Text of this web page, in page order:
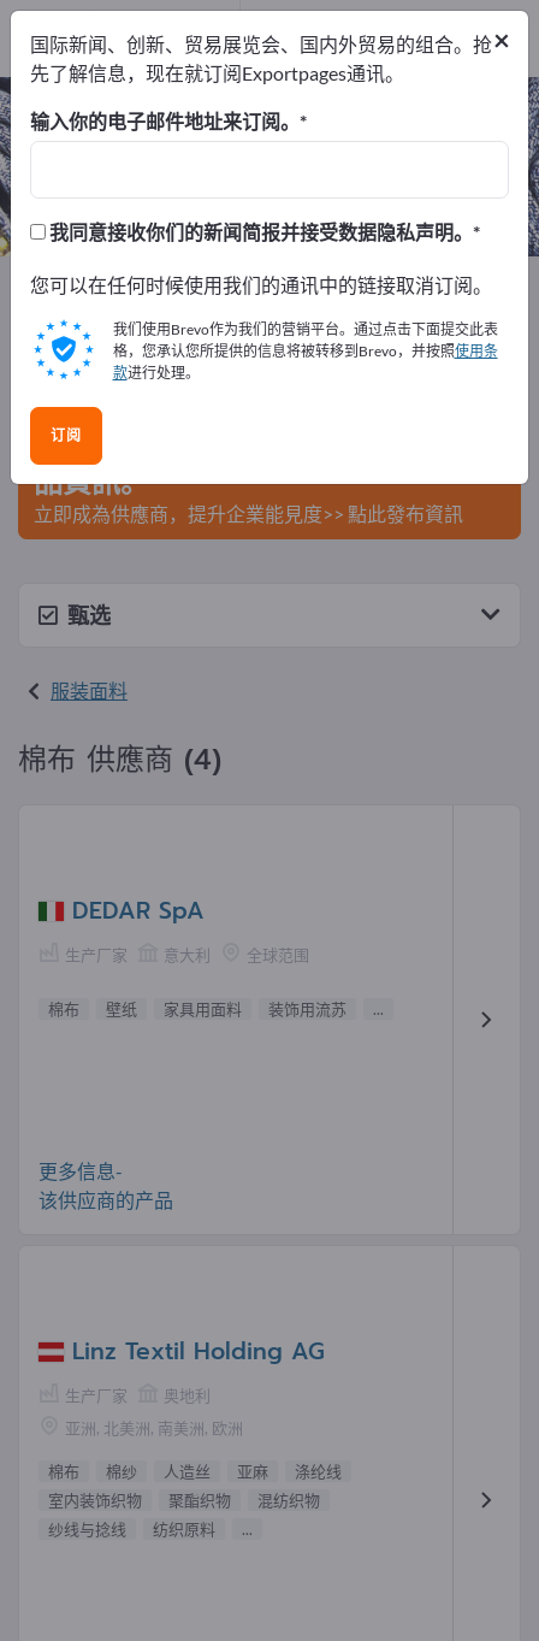
棉布 – 查找制造商和供应商
4 4
出口商4
制造商4
Exportpages 纺织品 服装面料 棉布
在Exportpages免費刊登廣告！
在Exportpages上發布您的公司與產
品資訊。
立即成為供應商，提升企業能見度>> 點此發布資訊
甄选
服装面料
棉布 供應商 (4)
DEDAR SpA
生产厂家 意大利 全球范围
棉布 壁纸 家具用面料 装饰用流苏 ...
更多信息-
该供应商的产品
Linz Textil Holding AG
生产厂家
奥地利
亚洲, 北美洲, 南美洲, 欧洲
棉布 棉纱 人造丝 亚麻
涤纶线
室内装饰织物
聚酯织物
混纺织物
纱线与捻线
纺织原料 ...
×
国际新闻、创新、贸易展览会、国内外贸易的组合。抢
先了解信息，现在就订阅Exportpages通讯。
输入你的电子邮件地址来订阅。
我同意接收你们的新闻简报并接受数据隐私声明。
您可以在任何时候使用我们的通讯中的链接取消订阅。
我们使用Brevo作为我们的营销平台。通过点击下面提交此表
格，您承认您所提供的信息将被转移到Brevo，并按照使用条
款进行处理。
订阅